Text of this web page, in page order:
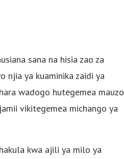
sana na hisia zao za
njia ya kuaminika zaidi ya
wadogo hutegemea mauzo
vikitegemea michango ya
kwa ajili ya milo ya